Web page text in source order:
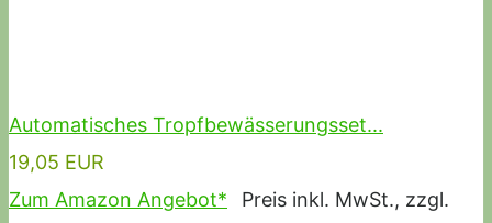
Automatisches Tropfbewässerungsset...
19,05 EUR
Zum Amazon Angebot*
Preis inkl. MwSt., zzgl.